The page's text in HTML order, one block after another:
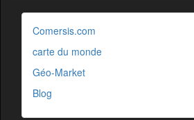
Comersis.com
carte du monde
Géo-Market
Blog